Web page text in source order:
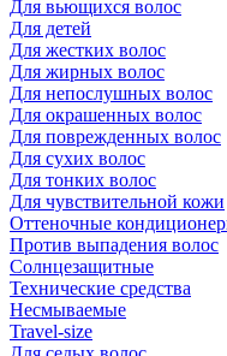
Для вьющихся волос
Для детей
Для жестких волос
Для жирных волос
Для непослушных волос
Для окрашенных волос
Для поврежденных волос
Для сухих волос
Для тонких волос
Для чувствительной кожи
Оттеночные
Против выпадения волос
Солнцезащитные
Технические средства
Несмываемые
Travel-size